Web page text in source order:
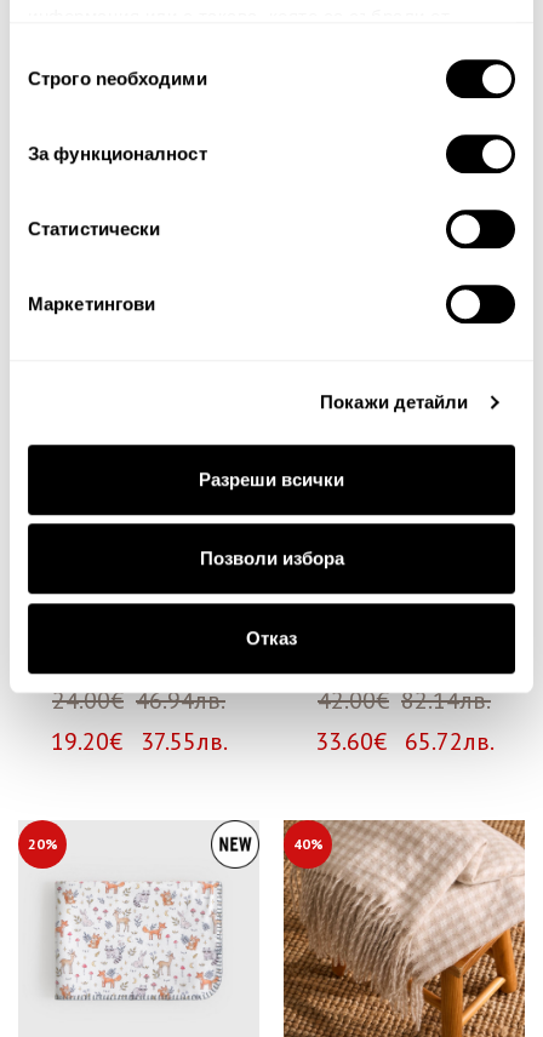
наСтрого nеобходими
За функционалност
Статистически
Маркетингови
Покажи детайли
Разреши всички
Позволи избора
Отказ
Chencua
28.00€ 54.77лв.
Одеяло Koa
82.14лв.
33.60€ 65.72лв.
24.00€ 46.94лв.
19.20€ 37.55лв.
42.00€ 82.14лв.
33.60€ 65.72лв.
20% 40%